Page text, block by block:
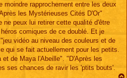
moindre rapprochement entre les deux
les Mystérieuses Cités D'Or"
ne peux lui retirer cette qualité d'être
comiques de ce doublé. Et je
vidéo au niveau des couleurs et de
qui se fait actuellement pour les petits.
et de Maya l'Abeille". "D'Après les
ses chances de ravir les 'ptits bouts'.